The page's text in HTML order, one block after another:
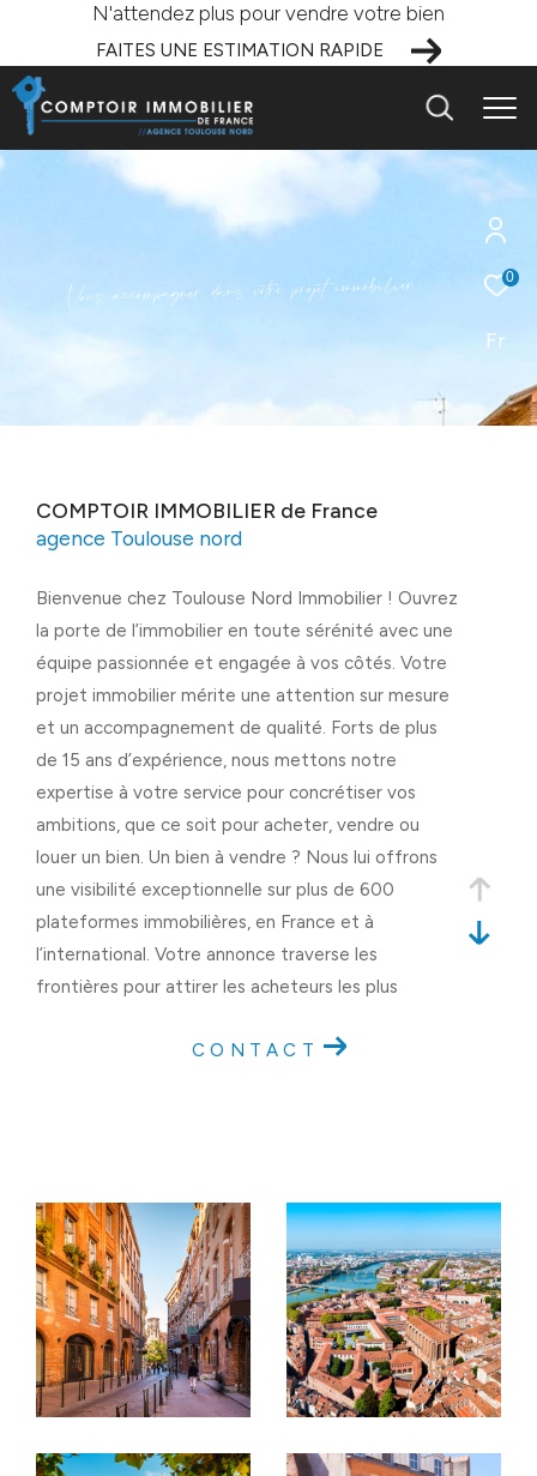
N'attendez plus pour vendre votre bien
FAITES UNE ESTIMATION RAPIDE
0
Fr
Vous accompagner dans votre projet immobilier
COMPTOIR IMMOBILIER de France
agence
toulouse nord
Bienvenue chez Toulouse Nord Immobilier ! Ouvrez
la porte de l’immobilier en toute sérénité avec une
équipe passionnée et engagée à vos côtés. Votre
projet immobilier mérite une attention sur mesure
et un accompagnement de qualité. Forts de plus
de 15 ans d’expérience, nous mettons notre
expertise à votre service pour concrétiser vos
ambitions, que ce soit pour acheter, vendre ou
louer un bien. Un bien à vendre ? Nous lui offrons
une visibilité exceptionnelle sur plus de 600
plateformes immobilières, en France et à
l’international. Votre annonce traverse les
frontières pour attirer les acheteurs les plus
recherche du bien idéal ? Que vous souhaitiez
Notre réseau d’artisans : votre projet clé en main
Parce que l’achat ou la vente d’un bien ne s’arrête
pas à la transaction, nous mettons à votre
disposition notre propre réseau d’artisans de
confiance. Travaux de rénovation, aménagement,
home staging… Nous vous accompagnons bien au-
delà de la signature pour faire de votre projet une
CONTACT